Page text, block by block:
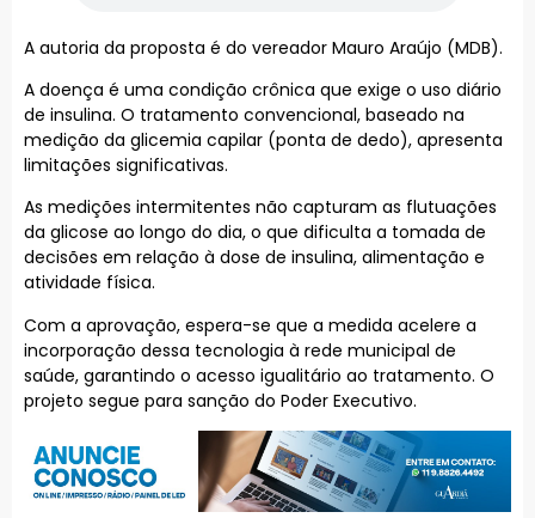
A autoria da proposta é do vereador Mauro Araújo (MDB).
A doença é uma condição crônica que exige o uso diário
de insulina. O tratamento convencional, baseado na
medição da glicemia capilar (ponta de dedo), apresenta
limitações significativas.
As medições intermitentes não capturam as flutuações
da glicose ao longo do dia, o que dificulta a tomada de
decisões em relação à dose de insulina, alimentação e
atividade física.
Com a aprovação, espera-se que a medida acelere a
incorporação dessa tecnologia à rede municipal de
saúde, garantindo o acesso igualitário ao tratamento. O
projeto segue para sanção do Poder Executivo.